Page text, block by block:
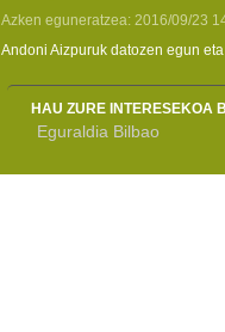
Azken eguneratzea: 2016/09/23
Andoni Aizpuruk datozen egun
HAU ZURE INTERESEKOA
Eguraldia Bilbao